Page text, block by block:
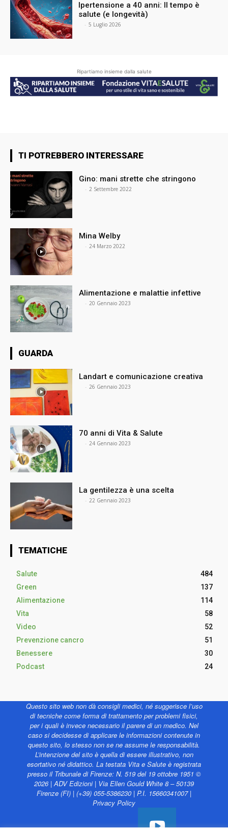
Ipertensione a 40 anni: Il tempo è
salute (e longevità)
- 5 Luglio 2026
Ripartiamo insieme dalla salute
TI POTREBBERO INTERESSARE
Gino: mani strette che stringono
- 2 Settembre 2022
Mina Welby
- 24 Marzo 2022
Alimentazione e malattie infettive
- 20 Gennaio 2023
GUARDA
Landart e comunicazione creativa
- 26 Gennaio 2023
70 anni di Vita & Salute
- 24 Gennaio 2023
La gentilezza è una scelta
- 22 Gennaio 2023
TEMATICHE
Salute
484
Green
137
Alimentazione
114
Vita
58
Video
52
Prevenzione cancro
51
Benessere
30
Podcast
24
Questo sito web non dà consigli medici, né suggerisce l’uso
di tecniche come forma di trattamento per problemi fisici,
per i quali è invece necessario il parere di un medico. Nel
caso si decidesse di applicare le informazioni contenute in
questo sito, lo stesso non se ne assume le responsabilità.
L’intenzione del sito è quella di essere illustrativo, non
esortativo né didattico. La testata Vita e Salute è registrata
presso il Tribunale di Firenze: N. 519 del 19 ottobre 1951 ©
2026 | ADV Edizioni | Via Ellen Gould White 8 – 50139
Firenze (FI) | (+39) 055-5386230 | P.I. 15660341007 |
Privacy Policy